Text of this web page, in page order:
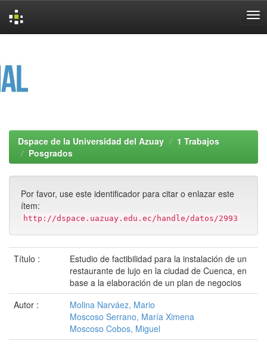
Dspace de la Universidad del Azuay
1 Trabajos
Posgrados
Por favor, use este identificador para citar o enlazar este
ítem:
http://dspace.uazuay.edu.ec/handle/datos/2993
Título :
Estudio de factibilidad para la instalación de un
restaurante de lujo en la ciudad de Cuenca, en
base a la elaboración de un plan de negocios
Autor :
Molina Narváez, Mario
Moscoso Serrano, María Ximena
Moscoso Cobos, Miguel